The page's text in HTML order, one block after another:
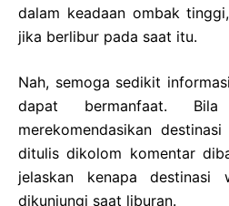
dalam keadaan ombak
jika berlibur pada saat itu.
Nah, semoga sedikit
dapat bermanfaat.
merekomendasikan
ditulis dikolom komentar
jelaskan kenapa destinasi
dikunjungi saat liburan.